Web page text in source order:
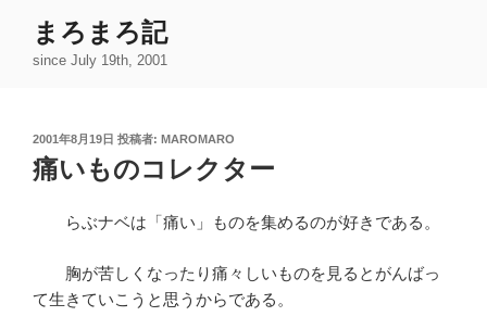
まろまろ記
since July 19th, 2001
投
稿
日:
2001年8月19日 投稿者: MAROMARO
痛いものコレクター
らぶナベは「痛い」ものを集めるのが好きである。
胸が苦しくなったり痛々しいものを見るとがんばっ
て生きていこうと思うからである。